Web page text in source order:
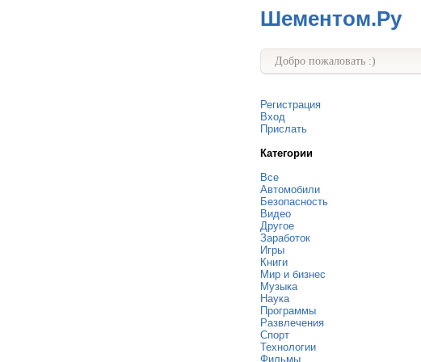
Шементом.Ру
Добро пожаловать :)
Регистрация
Вход
Прислать
Категории
Все
Автомобили
Безопасность
Видео
Другое
Заработок
Игры
Книги
Мир и бизнес
Музыка
Наука
Программы
Развлечения
Спорт
Технологии
Фильмы